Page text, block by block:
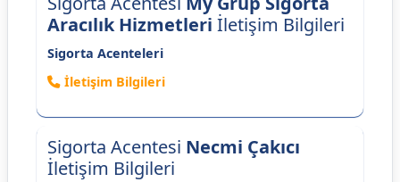
Aracılık Hizmetleri İletişim Bilgileri
Sigorta Acenteleri
İletişim Bilgileri
Sigorta Acentesi Necmi Çakıcı
İletişim Bilgileri